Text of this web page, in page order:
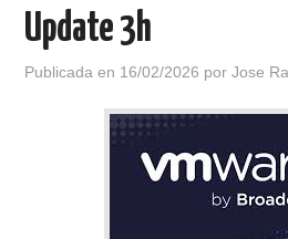
Update 3h
Publicada en 16/02/2026 porJose